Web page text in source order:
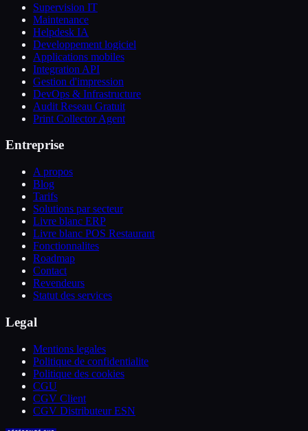
Supervision IT
Maintenance
Helpdesk IA
Developpement logiciel
Applications mobiles
Integration API
Gestion d'impression
DevOps & Infrastructure
Audit Reseau Gratuit
Print Collector Agent
Entreprise
A propos
Blog
Tarifs
Solutions par secteur
Livre blanc ERP
Livre blanc POS Restaurant
Fonctionnalites
Roadmap
Contact
Revendeurs
Statut des services
Legal
Mentions legales
Politique de confidentialite
Politique des cookies
CGU
CGV Client
CGV Distributeur ESN